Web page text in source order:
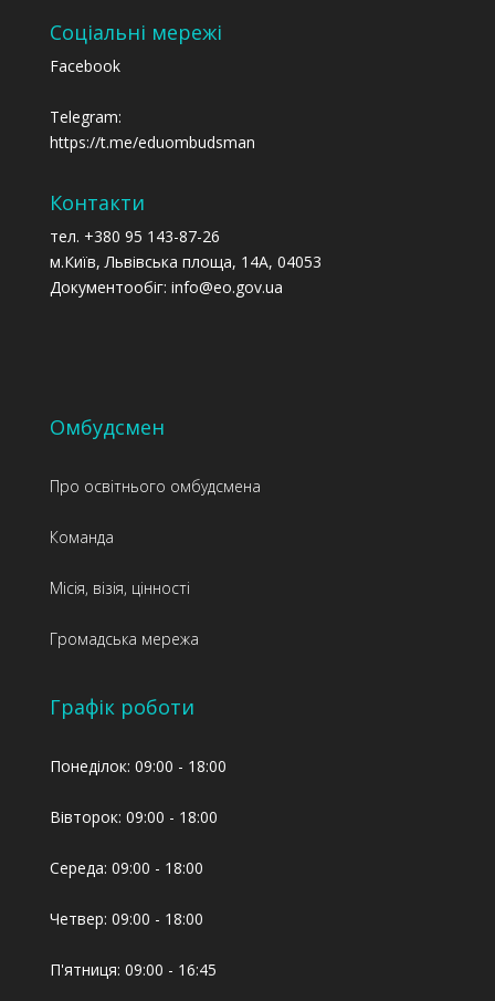
Соціальні мережі
Facebook
Telegram:
https://t.me/eduombudsman
Контакти
тел. +380 95 143-87-26
м.Київ, Львівська площа, 14А, 04053
Документообіг: info@eo.gov.ua
Омбудсмен
Про освітнього омбудсмена
Команда
Місія, візія, цінності
Громадська мережа
Графік роботи
Понеділок: 09:00 - 18:00
Вівторок: 09:00 - 18:00
Середа: 09:00 - 18:00
Четвер: 09:00 - 18:00
П'ятниця: 09:00 - 16:45